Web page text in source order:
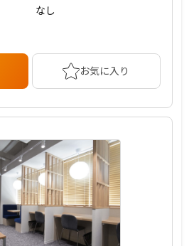
なし
お気に入り